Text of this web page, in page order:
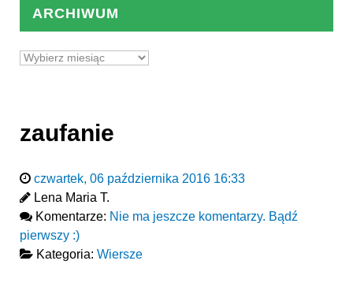
ARCHIWUM
Archiwum
zaufanie
czwartek, 06 października 2016 16:33
Lena Maria T.
Komentarze: Nie ma jeszcze komentarzy. Bądź
pierwszy :)
Kategoria: Wiersze